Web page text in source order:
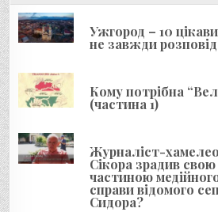
я
з
а
п
и
с
і
в
Ужгород – 10
не завжди
Кому потрібна
(частина 1)
Журналіст-
Сікора зрадив
частиною
справи відомого
Сидора?